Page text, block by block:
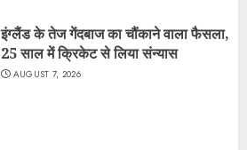
इंग्लैंड के तेज गेंदबाज का चौंकाने वाला फैसला,
25 साल में क्रिकेट से लिया संन्यास
AUGUST 7, 2026